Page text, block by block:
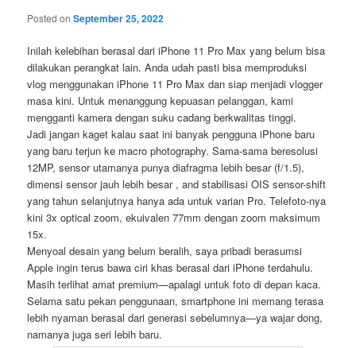
Posted onSeptember 25, 2022
Inilah kelebihan berasal dari iPhone 11 Pro Max yang belum bisa
dilakukan perangkat lain. Anda udah pasti bisa memproduksi
vlog menggunakan iPhone 11 Pro Max dan siap menjadi vlogger
masa kini. Untuk menanggung kepuasan pelanggan, kami
mengganti kamera dengan suku cadang berkwalitas tinggi.
Jadi jangan kaget kalau saat ini banyak pengguna iPhone baru
yang baru terjun ke macro photography. Sama-sama beresolusi
12MP, sensor utamanya punya diafragma lebih besar (f/1.5),
dimensi sensor jauh lebih besar , and stabilisasi OIS sensor-shift
yang tahun selanjutnya hanya ada untuk varian Pro. Telefoto-nya
kini 3x optical zoom, ekuivalen 77mm dengan zoom maksimum
15x.
Menyoal desain yang belum beralih, saya pribadi berasumsi
Apple ingin terus bawa ciri khas berasal dari iPhone terdahulu.
Masih terlihat amat premium—apalagi untuk foto di depan kaca.
Selama satu pekan penggunaan, smartphone ini memang terasa
lebih nyaman berasal dari generasi sebelumnya—ya wajar dong,
namanya juga seri lebih baru.